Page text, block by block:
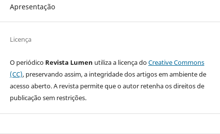
Apresentação
Licença
O periódico Revista Lumen utiliza a licença doCreative Commons
(CC), preservando assim, a integridade dos artigos em ambiente de
acesso aberto. A revista permite que o autor retenha os direitos de
publicação sem restrições.